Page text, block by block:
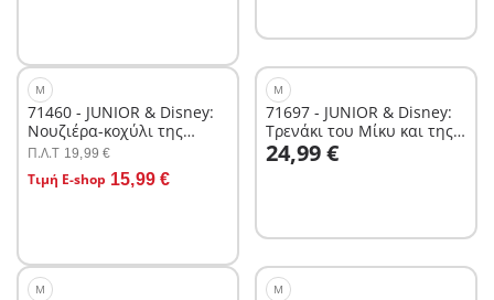
M
71460 - JUNIOR & Disney:
Νουζιέρα-κοχύλι της
Άριελ
Π.Λ.T 19,99 €
Τιμή E-shop 15,99 €
Στο καλάθι
M
71697 - JUNIOR & Disney:
Τρενάκι του Μίκυ και της
Μίνι Μάους
24,99 €
Στο καλάθι
M M